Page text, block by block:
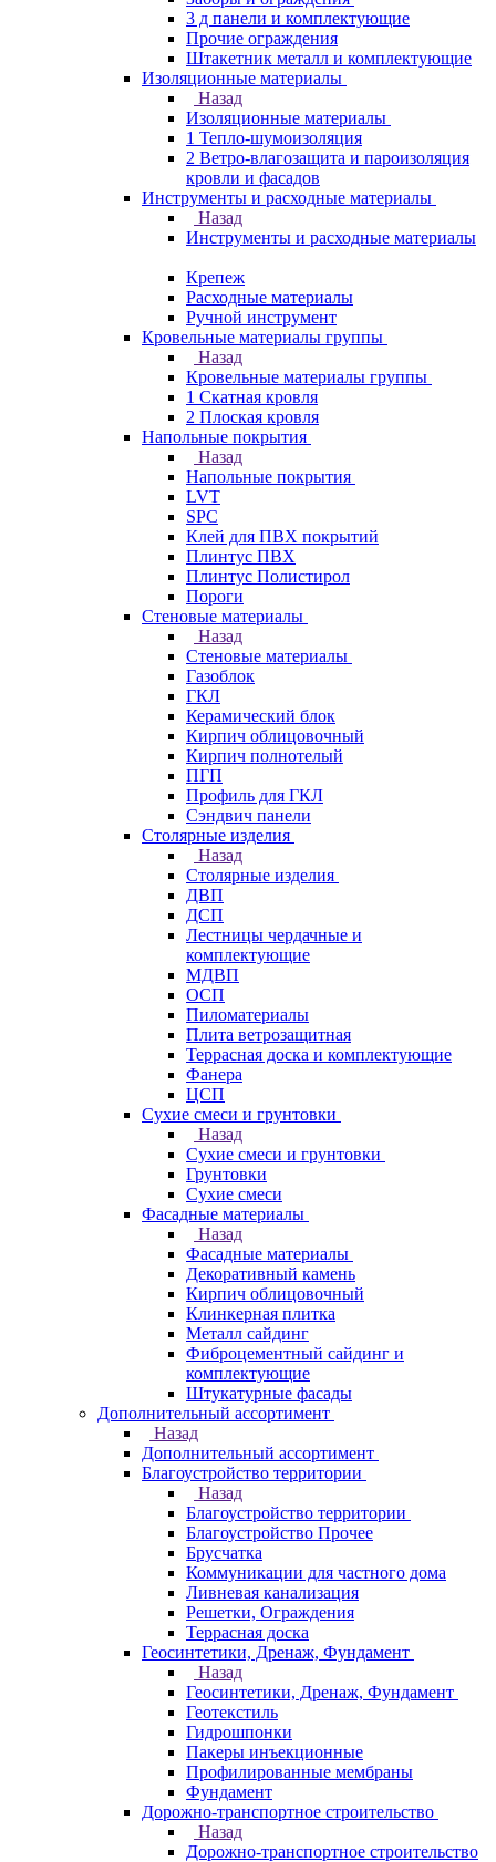
3 д панели и комплектующие
Прочие ограждения
Штакетник металл и комплектующие
Изоляционные материалы
Назад
Изоляционные материалы
1 Тепло-шумоизоляция
2 Ветро-влагозащита и пароизоляция
кровли и фасадов
Инструменты и расходные материалы
Назад
Инструменты и расходные материалы
Крепеж
Расходные материалы
Ручной инструмент
Кровельные материалы группы
Назад
Кровельные материалы группы
1 Скатная кровля
2 Плоская кровля
Напольные покрытия
Назад
Напольные покрытия
LVT
SPC
Клей для ПВХ покрытий
Плинтус ПВХ
Плинтус Полистирол
Пороги
Стеновые материалы
Назад
Стеновые материалы
Газоблок
ГКЛ
Керамический блок
Кирпич облицовочный
Кирпич полнотелый
ПГП
Профиль для ГКЛ
Сэндвич панели
Столярные изделия
Назад
Столярные изделия
ДВП
ДСП
Лестницы чердачные и
комплектующие
МДВП
ОСП
Пиломатериалы
Плита ветрозащитная
Террасная доска и комплектующие
Фанера
ЦСП
Сухие смеси и грунтовки
Назад
Сухие смеси и грунтовки
Грунтовки
Сухие смеси
Фасадные материалы
Назад
Фасадные материалы
Декоративный камень
Кирпич облицовочный
Клинкерная плитка
Металл сайдинг
Фиброцементный сайдинг и
комплектующие
Штукатурные фасады
Дополнительный ассортимент
Назад
Дополнительный ассортимент
Благоустройство территории
Назад
Благоустройство территории
Благоустройство Прочее
Брусчатка
Коммуникации для частного дома
Ливневая канализация
Решетки, Ограждения
Террасная доска
Геосинтетики, Дренаж, Фундамент
Назад
Геосинтетики, Дренаж, Фундамент
Геотекстиль
Гидрошпонки
Пакеры инъекционные
Профилированные мембраны
Фундамент
Дорожно-транспортное строительство
Назад
Дорожно-транспортное строительство